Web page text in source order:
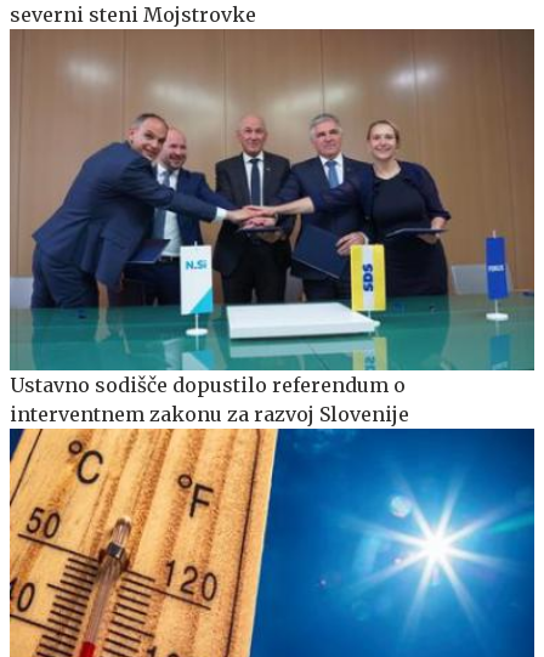
severni steni Mojstrovke
Ustavno sodišče dopustilo referendum o
interventnem zakonu za razvoj Slovenije